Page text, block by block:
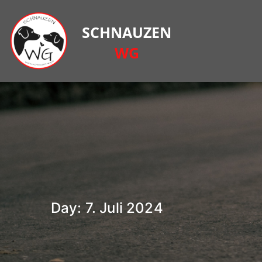
Inhalt
springen
Day: 7. Juli 2024